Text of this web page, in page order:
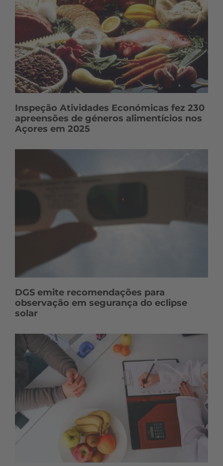
Inspeção Atividades Económicas fez 230
apreensões de géneros alimentícios nos
Açores em 2025
DGS emite recomendações para
observação em segurança do eclipse
solar